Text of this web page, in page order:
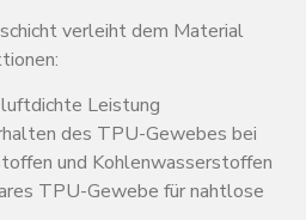
verleiht dem Material
Leistung
des TPU-Gewebes bei
und Kohlenwasserstoffen
TPU-Gewebe für nahtlose